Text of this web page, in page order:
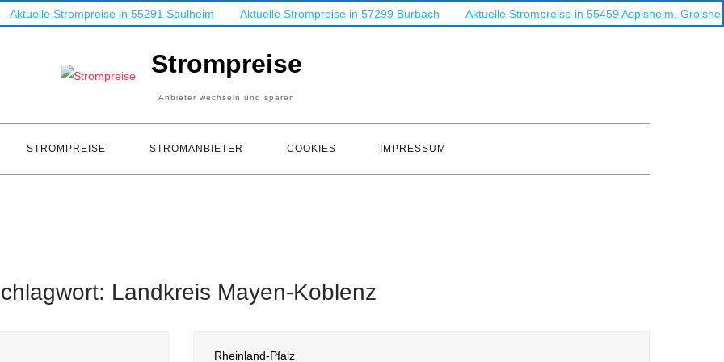
Aktuelle Strompreise in 55291 Saulheim Aktuelle Strompreise in 57299 Burbach
Aktuelle Strompreise in 55459 Aspisheim,
Strompreise
Anbieter wechseln und sparen
STROMPREISE STROMANBIETER COOKIES IMPRESSUM
Landkreis Mayen-Koblenz
Rheinland-Pfalz